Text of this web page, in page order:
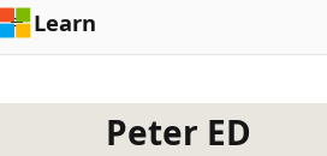
ツ
に
Learn
Peter ED